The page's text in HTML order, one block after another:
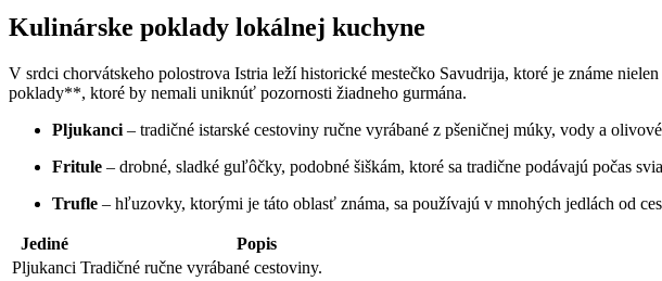
Kulinárske poklady lokálnej kuchyne
V srdci chorvátskeho polostrova Istria leží historické mestečko Savudrija, ktoré je známe
poklady**, ktoré by nemali uniknúť pozornosti žiadneho gurmána.
Pljukanci – tradičné istarské cestoviny ručne vyrábané z pšeničnej múky, vody a
Fritule – drobné, sladké guľôčky, podobné šiškám, ktoré sa tradične podávajú počas
Trufle – hľuzovky, ktorými je táto oblasť známa, sa používajú v mnohých jedlách od
Jediné
Popis
Pljukanci Tradičné ručne vyrábané cestoviny.